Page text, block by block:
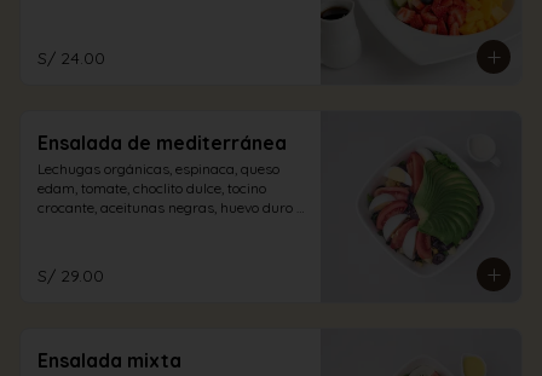
S/ 24.00
Ensalada de mediterránea
Lechugas orgánicas, espinaca, queso
edam, tomate, choclito dulce, tocino
crocante, aceitunas negras, huevo duro y
S/ 29.00
Ensalada mixta